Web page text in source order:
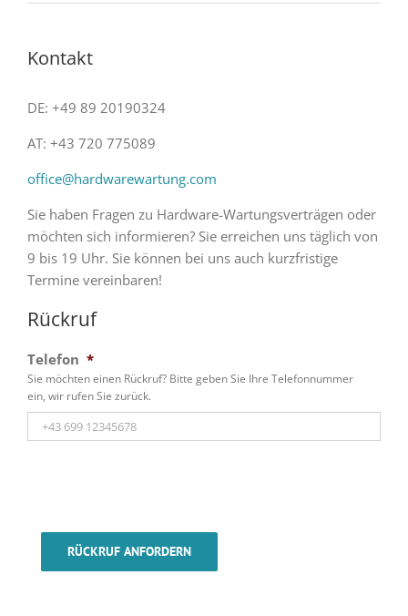
Kontakt
DE: +49 89 20190324
AT: +43 720 775089
office@hardwarewartung.com
Sie haben Fragen zu Hardware-Wartungsverträgen oder
möchten sich informieren? Sie erreichen uns täglich von
9 bis 19 Uhr. Sie können bei uns auch kurzfristige
Termine vereinbaren!
Rückruf
Telefon *
Sie möchten einen Rückruf? Bitte geben Sie Ihre Telefonnummer
ein, wir rufen Sie zurück.
RÜCKRUF ANFORDERN